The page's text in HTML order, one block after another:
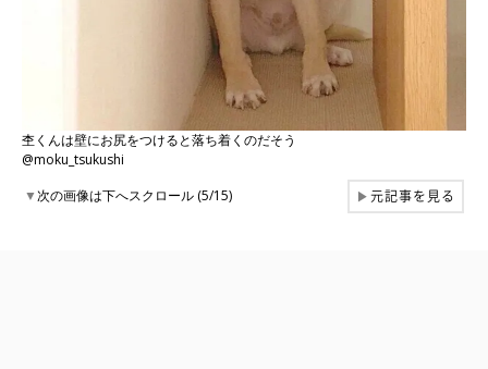
杢くんは壁にお尻をつけると落ち着くのだそう
@moku_tsukushi
▼次の画像は下へスクロール (5/15) ▶元記事を見る